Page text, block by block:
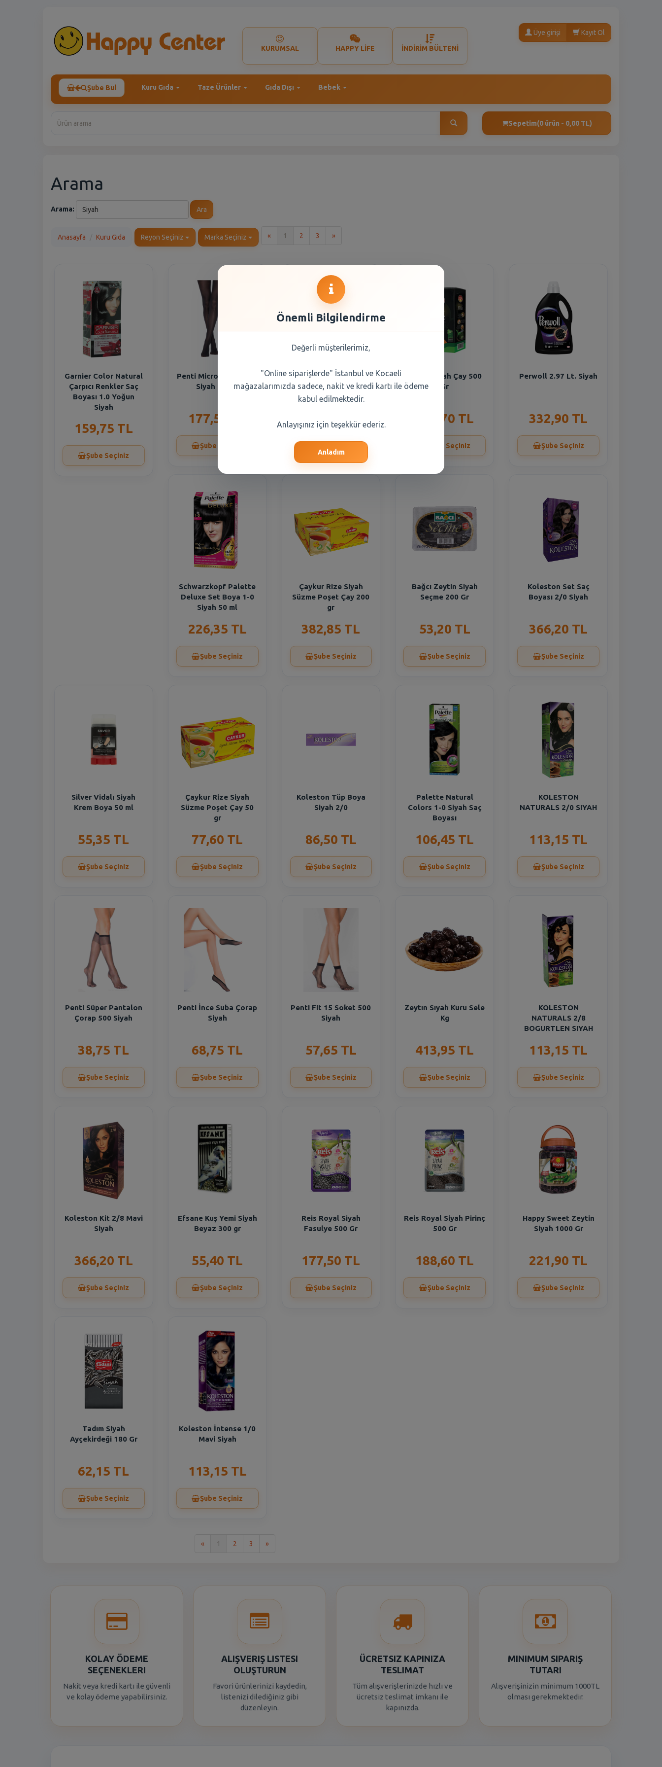
KURUMSAL HAPPY LİFE İNDİRİM BÜLTENİ
Üye girişi Kayıt Ol
Şube Bul Kuru Gıda Taze Ürünler Gıda Dışı Bebek
Sepetim(0 ürün - 0,00 TL)
Arama
Arama: Ara
Anasayfa Kuru Gıda Reyon Seçiniz Marka Seçiniz « 1 2 3 »Son
Garnier Color Natural
Çarpıcı Renkler Saç
Boyası 1.0 Yoğun
Siyah
159,75 TL
Şube Seçiniz
Penti Micro 40 Külotlu
Siyah 500/3
177,50 TL
Şube Seçiniz
Doğuş Siyah Çay 1000
Gr
366,20 TL
Doğuş Siyah Çay 500
Gr
199,70 TL
Şube Seçiniz
Perwoll 2.97 Lt. Siyah
332,90 TL
Şube Seçiniz
Schwarzkopf Palette
Deluxe Set Boya 1-0
Siyah 50 ml
226,35 TL
Şube Seçiniz
Çaykur Rize Siyah
Süzme Poşet Çay 200
gr
382,85 TL
Şube Seçiniz
Bağcı Zeytin Siyah
Seçme 200 Gr
53,20 TL
Şube Seçiniz
Koleston Set Saç
Boyası 2/0 Siyah
366,20 TL
Şube Seçiniz
Silver Vidalı Siyah
Krem Boya 50 ml
55,35 TL
Şube Seçiniz
Çaykur Rize Siyah
Süzme Poşet Çay 50
gr
77,60 TL
Şube Seçiniz
Koleston Tüp Boya
Siyah 2/0
86,50 TL
Şube Seçiniz
Palette Natural
Colors 1-0 Siyah Saç
Boyası
106,45 TL
Şube Seçiniz
KOLESTON
NATURALS 2/0 SIYAH
113,15 TL
Şube Seçiniz
Penti Süper Pantalon
Çorap 500 Siyah
38,75 TL
Şube Seçiniz
Penti İnce Suba Çorap
Siyah
68,75 TL
Şube Seçiniz
Penti Fit 15 Soket 500
Siyah
57,65 TL
Şube Seçiniz
Zeytın Sıyah Kuru Sele
Kg
413,95 TL
Şube Seçiniz
KOLESTON
NATURALS 2/8
BOGURTLEN SIYAH
113,15 TL
Şube Seçiniz
Koleston Kit 2/8 Mavi
Siyah
366,20 TL
Şube Seçiniz
Efsane Kuş Yemi Siyah
Beyaz 300 gr
55,40 TL
Şube Seçiniz
Reis Royal Siyah
Fasulye 500 Gr
177,50 TL
Şube Seçiniz
Reis Royal Siyah Pirinç
500 Gr
188,60 TL
Şube Seçiniz
Happy Sweet Zeytin
Siyah 1000 Gr
221,90 TL
Şube Seçiniz
Tadım Siyah
Ayçekirdeği 180 Gr
62,15 TL
Şube Seçiniz
Koleston İntense 1/0
Mavi Siyah
113,15 TL
Şube Seçiniz
« 1 2 3 »Son
KOLAY ÖDEME
SEÇENEKLERI
Nakit veya kredi kartı ile güvenli
ve kolay ödeme yapabilirsiniz.
ALIŞVERIŞ LISTESI
OLUŞTURUN
Favori ürünlerinizi kaydedin,
listenizi dilediğiniz gibi
düzenleyin.
ÜCRETSIZ KAPINIZA
TESLIMAT
Tüm alışverişlerinizde hızlı ve
ücretsiz teslimat imkanı ile
kapınızda.
MINIMUM SIPARIŞ
TUTARI
Alışverişinizin minimum 1000TL
olması gerekmektedir.
Önemli Bilgilendirme
Değerli müşterilerimiz,
"Online siparişlerde" İstanbul ve Kocaeli
mağazalarımızda sadece, nakit ve kredi kartı ile ödeme
kabul edilmektedir.
Anlayışınız için teşekkür ederiz.
Anladım